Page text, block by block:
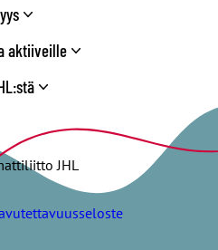
aktiiveille
JHL